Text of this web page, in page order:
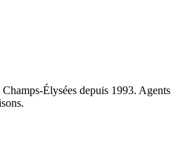
Élysées depuis 1993. Agents